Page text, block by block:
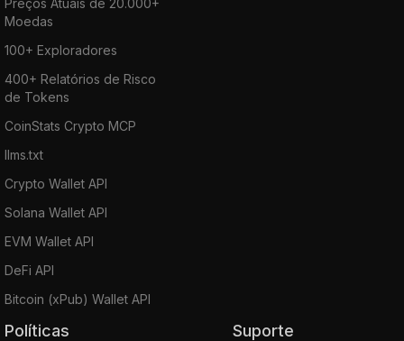
Moedas
100+ Exploradores
400+ Relatórios de Risco
de Tokens
CoinStats Crypto MCP
llms.txt
Crypto Wallet API
Solana Wallet API
EVM Wallet API
DeFi API
Bitcoin (xPub) Wallet API
Políticas Suporte